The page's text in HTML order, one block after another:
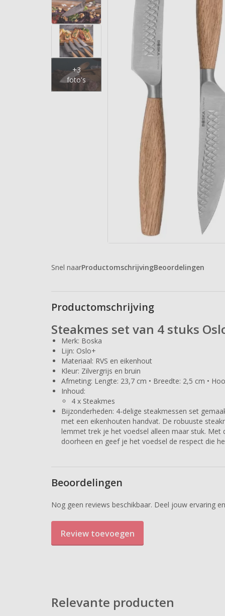
Snel naarProductomschrijvingBeoordelingen
Productomschrijving
Steakmes set van 4 stuks
Merk: Boska
Lijn: Oslo+
Materiaal: RVS en eikenhout
Kleur: Zilvergrijs en bruin
Afmeting: Lengte: 23,7 cm • Breedte: 2,5 cm •
Inhoud:
4 x Steakmes
Bijzonderheden: 4-delige steakmessen set
met een eikenhouten handvat. De robuuste
lemmet trek je het voedsel alleen maar stuk. Met
doorheen en geef je het voedsel de respect die
Beoordelingen
Nog geen reviews beschikbaar. Deel jouw ervaring
Review toevoegen
Relevante producten